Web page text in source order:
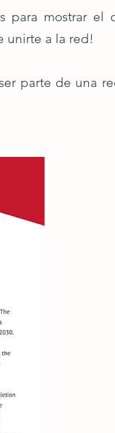
para mostrar el
unirte a la red!
parte de una